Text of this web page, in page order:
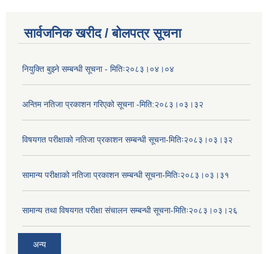
सार्वजनिक खरीद / बोलपत्र सूचना
नियुक्ति बुझ्ने सम्बन्धी सूचना - मितिः२०८३।०४।०४
अन्तिम नतिजा प्रकाशन गरिएको सूचना -मिति:२०८३।०३।३२
विषयगत परीक्षाको नतिजा प्रकाशन सम्बन्धी सूचना-मितिः२०८३।०३।३२
सामान्य परीक्षाको नतिजा प्रकाशन सम्बन्धी सूचना-मितिः२०८३।०३।३१
सामान्य तथा विषयगत परीक्षा संचालन सम्बन्धी सूचना-मितिः२०८३।०३।२६
अन्य